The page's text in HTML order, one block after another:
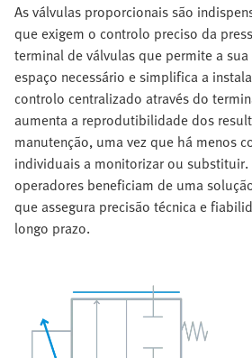
As válvulas proporcionais são
que exigem o controlo preciso da
terminal de válvulas que permite a
espaço necessário e simplifica a
controlo centralizado através do
aumenta a reprodutibilidade dos
manutenção, uma vez que há menos
individuais a monitorizar ou substituir.
operadores beneficiam de uma
que assegura precisão técnica e
longo prazo.